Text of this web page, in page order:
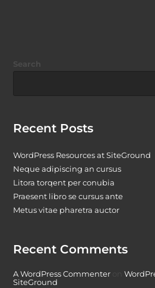
Search
Recent Posts
WordPress Resources at SiteGround
Neque adipiscing an cursus
Litora torqent per conubia
Praesent libro se cursus ante
Metus vitae pharetra auctor
Recent Comments
A WordPress Commenter on
SiteGround